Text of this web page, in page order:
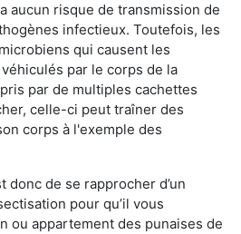
aucun risque de transmission de
infectieux. Toutefois, les
qui causent les
par le corps de la
par de multiples cachettes
celle-ci peut traîner des
corps à l'exemple des
donc de se rapprocher d’un
pour qu’il vous
ou appartement des punaises de